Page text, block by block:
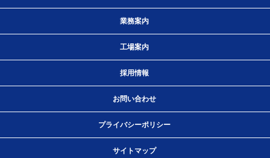
業務案内
工場案内
採用情報
お問い合わせ
プライバシーポリシー
サイトマップ